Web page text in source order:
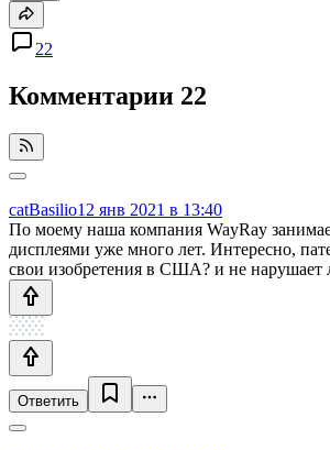
22
Комментарии 22
catBasilio12 янв 2021 в 13:40
По моему наша компания WayRay
дисплеями уже много лет. Интересно,
свои изобретения в США? и не нарушает
Ответить